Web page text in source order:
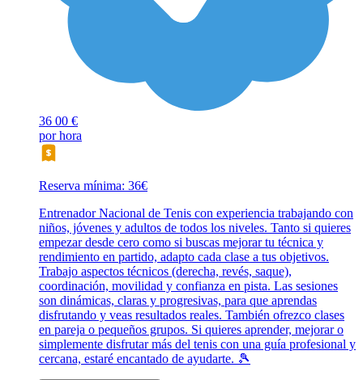
36 00 €
por hora
Reserva mínima: 36€
Entrenador Nacional de Tenis con experiencia trabajando con
niños, jóvenes y adultos de todos los niveles. Tanto si quieres
empezar desde cero como si buscas mejorar tu técnica y
rendimiento en partido, adapto cada clase a tus objetivos.
Trabajo aspectos técnicos (derecha, revés, saque),
coordinación, movilidad y confianza en pista. Las sesiones
son dinámicas, claras y progresivas, para que aprendas
disfrutando y veas resultados reales. También ofrezco clases
en pareja o pequeños grupos. Si quieres aprender, mejorar o
simplemente disfrutar más del tenis con una guía profesional y
cercana, estaré encantado de ayudarte. 🎾